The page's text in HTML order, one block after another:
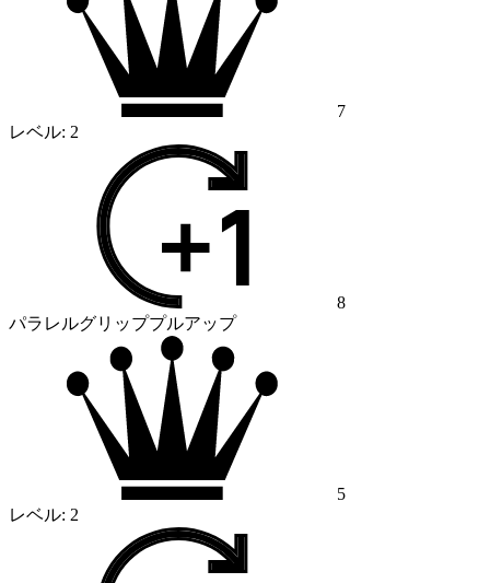
7
レベル: 2
8
パラレルグリッププルアップ
5
レベル: 2